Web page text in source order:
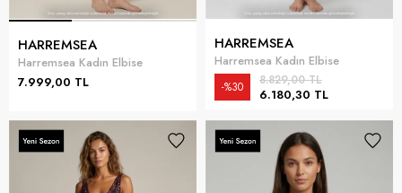
HARREMSEA
Harremsea Kadın Elbise
7.999,00 TL
HARREMSEA
Harremsea Kadın Elbise
6.180,30 TL
8.829,00 TL
%30